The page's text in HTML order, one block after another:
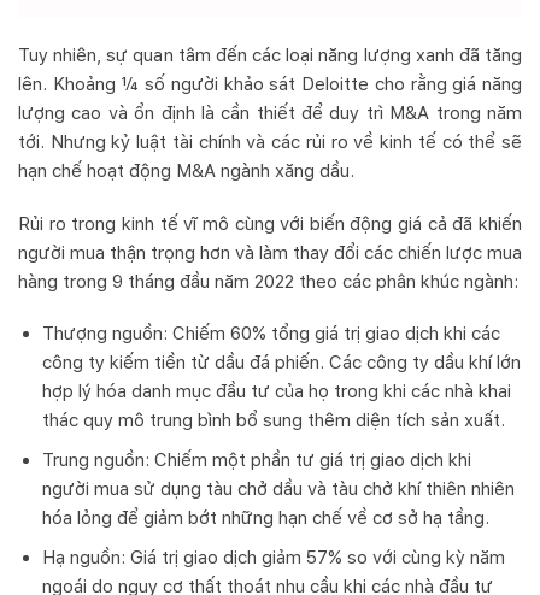
Tuy nhiên, sự quan tâm đến các loại năng lượng xanh đã tăng
lên. Khoảng ¼ số người khảo sát Deloitte cho rằng giá năng
lượng cao và ổn định là cần thiết để duy trì M&A trong năm
tới. Nhưng kỷ luật tài chính và các rủi ro về kinh tế có thể sẽ
hạn chế hoạt động M&A ngành xăng dầu.
Rủi ro trong kinh tế vĩ mô cùng với biến động giá cả đã khiến
người mua thận trọng hơn và làm thay đổi các chiến lược mua
hàng trong 9 tháng đầu năm 2022 theo các phân khúc ngành:
Thượng nguồn: Chiếm 60% tổng giá trị giao dịch khi các
công ty kiếm tiền từ dầu đá phiến. Các công ty dầu khí lớn
hợp lý hóa danh mục đầu tư của họ trong khi các nhà khai
thác quy mô trung bình bổ sung thêm diện tích sản xuất.
Trung nguồn: Chiếm một phần tư giá trị giao dịch khi
người mua sử dụng tàu chở dầu và tàu chở khí thiên nhiên
hóa lỏng để giảm bớt những hạn chế về cơ sở hạ tầng.
Hạ nguồn: Giá trị giao dịch giảm 57% so với cùng kỳ năm
ngoái do nguy cơ thất thoát nhu cầu khi các nhà đầu tư